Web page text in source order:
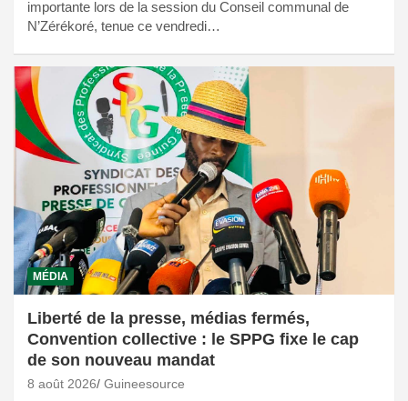
importante lors de la session du Conseil communal de
N’Zérékoré, tenue ce vendredi…
MÉDIA
Liberté de la presse, médias fermés,
Convention collective : le SPPG fixe le cap
de son nouveau mandat
8 août 2026 Guineesource